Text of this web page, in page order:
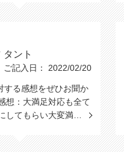
タント
ご記入日： 2022/02/20
する感想をぜひお聞か
想：大満足対応も全て
してもらい大変満…